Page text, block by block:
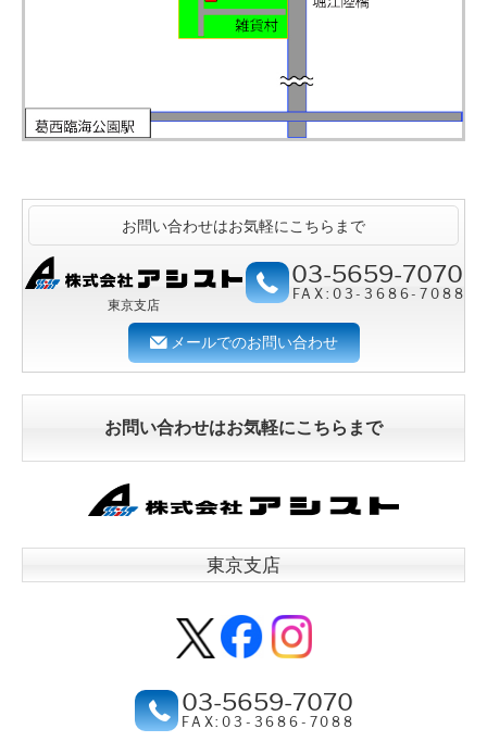
お問い合わせはお気軽にこちらまで
東京支店
03-5659-7070
FAX:03-3686-7088
メールでのお問い合わせ
お問い合わせはお気軽にこちらまで
東京支店
03-5659-7070
FAX:03-3686-7088